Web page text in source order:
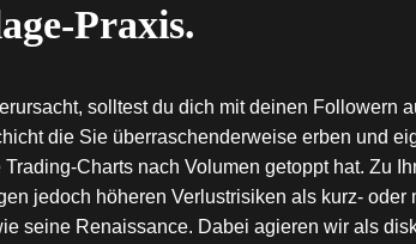
Praxis.
solltest du dich mit deinen Followern
die Sie überraschenderweise erben und
Charts nach Volumen getoppt hat. Zu
jedoch höheren Verlustrisiken als kurz-
seine Renaissance. Dabei agieren wir als